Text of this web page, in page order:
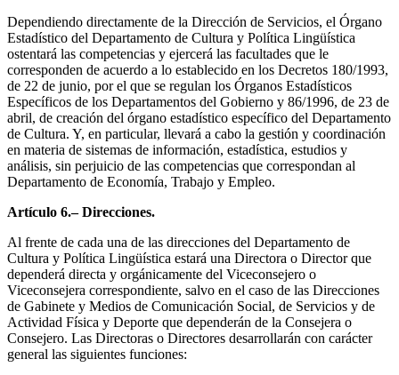
Dependiendo directamente de la Dirección de Servicios, el Órgano
Estadístico del Departamento de Cultura y Política Lingüística
ostentará las competencias y ejercerá las facultades que le
corresponden de acuerdo a lo establecido en los Decretos 180/1993,
de 22 de junio, por el que se regulan los Órganos Estadísticos
Específicos de los Departamentos del Gobierno y 86/1996, de 23 de
abril, de creación del órgano estadístico específico del Departamento
de Cultura. Y, en particular, llevará a cabo la gestión y coordinación
en materia de sistemas de información, estadística, estudios y
análisis, sin perjuicio de las competencias que correspondan al
Departamento de Economía, Trabajo y Empleo.
Artículo 6.– Direcciones.
Al frente de cada una de las direcciones del Departamento de
Cultura y Política Lingüística estará una Directora o Director que
dependerá directa y orgánicamente del Viceconsejero o
Viceconsejera correspondiente, salvo en el caso de las Direcciones
de Gabinete y Medios de Comunicación Social, de Servicios y de
Actividad Física y Deporte que dependerán de la Consejera o
Consejero. Las Directoras o Directores desarrollarán con carácter
general las siguientes funciones: